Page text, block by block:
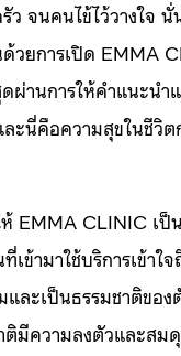
ว จนคนไข้ไว้วางใจ
วยการเปิด EMMA
ผ่านการให้คำแนะนำ
ะนี่คือความสุขในชีวิต
ให้ EMMA CLINIC เ
เข้ามาใช้บริการเข้าใ
และเป็นธรรมชาติของ
ติมีความลงตัวและสม